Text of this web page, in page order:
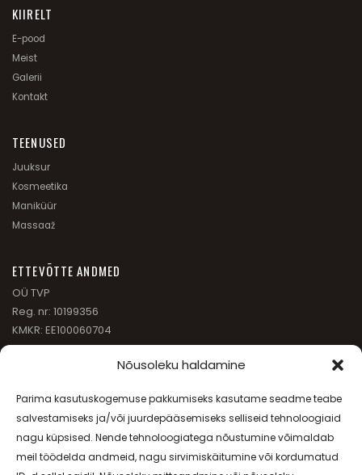
Nõusoleku haldamine
Parima kasutuskogemuse pakkumiseks kasutame seadme teabe
salvestamiseks ja/või juurdepääsemiseks selliseid tehnoloogiaid
nagu küpsised. Nende tehnoloogiatega nõustumine võimaldab
meil töödelda andmeid, nagu sirvimiskäitumine või kordumatud
KIIRELT
E-pood
Meist
Galerii
Kontakt
TEENUSED
Juuksur
Kosmeetika
Maniküür
Massaaž
ETTEVÕTTE ANDMED
OÜ TVP
Reg. nr: 10199356
KMKR: EE100060704
INFO@JANSSEN-BEAUTY.EE